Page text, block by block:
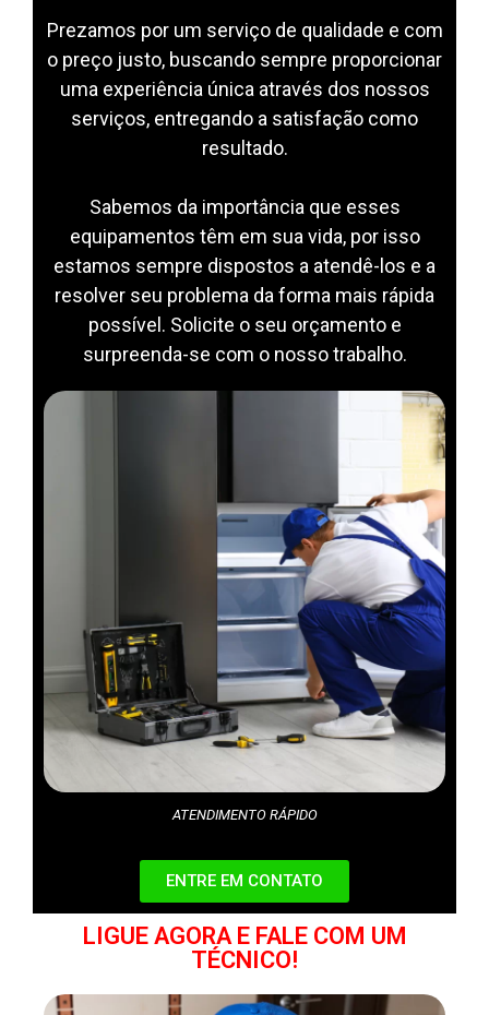
Prezamos por um serviço de qualidade e com
o preço justo, buscando sempre proporcionar
uma experiência única através dos nossos
serviços, entregando a satisfação como
resultado.
Sabemos da importância que esses
equipamentos têm em sua vida, por isso
estamos sempre dispostos a atendê-los e a
resolver seu problema da forma mais rápida
possível. Solicite o seu orçamento e
surpreenda-se com o nosso trabalho.
ATENDIMENTO RÁPIDO
ENTRE EM CONTATO
LIGUE AGORA E FALE COM UM
TÉCNICO!